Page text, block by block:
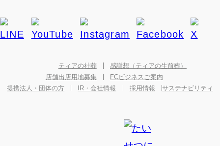
ティアの社葬
感謝想（ティアの生前葬）
店舗出店用地募集
FCビジネスご案内
提携法人・団体の方
IR・会社情報 採用情報 サステナビリティ